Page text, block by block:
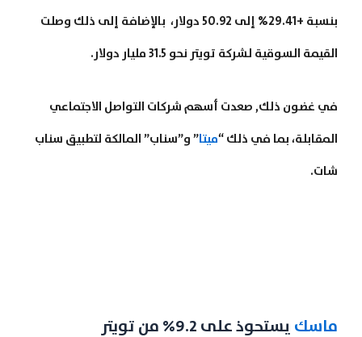
بنسبة +29.41% إلى 50.92 دولار، بالإضافة إلى ذلك وصلت
القيمة السوقية لشركة تويتر نحو 31.5 مليار دولار.
في غضون ذلك, صعدت أسهم شركات التواصل الاجتماعي
المقابلة، بما في ذلك “ميتا” و”سناب” المالكة لتطبيق سناب
شات.
ماسك يستحوذ على 9.2% من تويتر